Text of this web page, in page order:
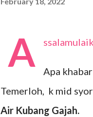
A
Apa
Temerloh, k mid
Air Kubang Gajah.